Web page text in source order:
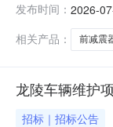
修项目
112拉
发布时间： 2026-
相关产品：
前减震
龙陵车辆维护
招标｜招标公告